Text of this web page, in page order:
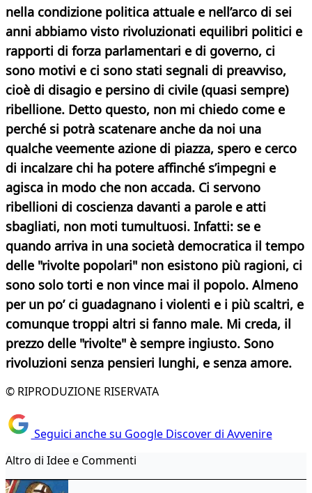
nella condizione politica attuale e nell’arco di sei
anni abbiamo visto rivoluzionati equilibri politici e
rapporti di forza parlamentari e di governo, ci
sono motivi e ci sono stati segnali di preavviso,
cioè di disagio e persino di civile (quasi sempre)
ribellione. Detto questo, non mi chiedo come e
perché si potrà scatenare anche da noi una
qualche veemente azione di piazza, spero e cerco
di incalzare chi ha potere affinché s’impegni e
agisca in modo che non accada. Ci servono
ribellioni di coscienza davanti a parole e atti
sbagliati, non moti tumultuosi. Infatti: se e
quando arriva in una società democratica il tempo
delle "rivolte popolari" non esistono più ragioni, ci
sono solo torti e non vince mai il popolo. Almeno
per un po’ ci guadagnano i violenti e i più scaltri, e
comunque troppi altri si fanno male. Mi creda, il
prezzo delle "rivolte" è sempre ingiusto. Sono
rivoluzioni senza pensieri lunghi, e senza amore.
© RIPRODUZIONE RISERVATA
Seguici anche su Google Discover di Avvenire
Altro di Idee e Commenti